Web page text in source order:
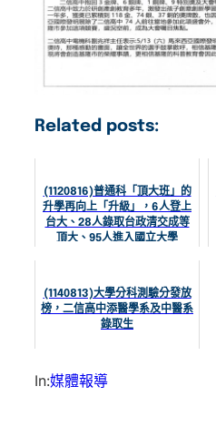
Related posts:
(1120816)普通科「頂大班」的
升學再向上「升級」，6人登上
台大、28人錄取台政清交成等
頂大、95人進入國立大學
(1140813)大學分科測驗分發放
榜，二信高中添醫學系及中醫系
錄取生
In:媒體報導